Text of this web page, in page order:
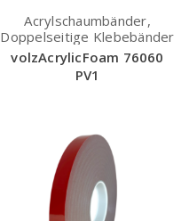
Acrylschaumbänder,
Doppelseitige Klebebänder
volzAcrylicFoam 76060
PV1